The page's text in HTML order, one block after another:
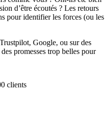
d’être écoutés ? Les retours
pour identifier les forces (ou les
Google, ou sur des
promesses trop belles pour
clients